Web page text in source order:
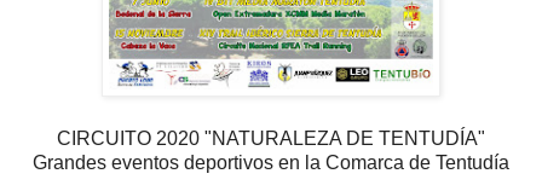
CIRCUITO 2020 "NATURALEZA DE TENTUDÍA"
Grandes eventos deportivos en la Comarca de Tentudía